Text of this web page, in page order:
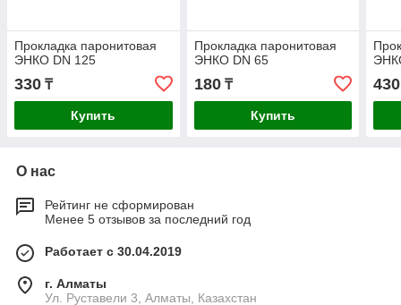
Прокладка паронитовая
ЭНКО DN 125
330 ₸
Купить
Прокладка паронитовая
ЭНКО DN 65
180₸
Купить
430
О нас
Рейтинг не сформирован
Менее 5 отзывов за последний год
Работает с 30.04.2019
г. Алматы
Ул. Руставели 3, Алматы, Казахстан